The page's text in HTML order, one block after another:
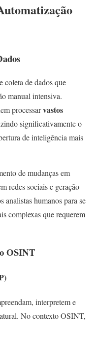
coleta de dados que
manual intensiva.
processarvastos
significativamente o
de inteligência mais
de mudanças em
redes sociais e geração
analistas humanos para se
complexas que requerem
OSINT
interpretem e
No contexto OSINT,